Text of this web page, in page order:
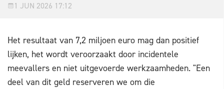
1 JUN 2026 17:12
Het resultaat van 7,2 miljoen euro mag dan positief
lijken, het wordt veroorzaakt door incidentele
meevallers en niet uitgevoerde werkzaamheden. "Een
deel van dit geld reserveren we om die